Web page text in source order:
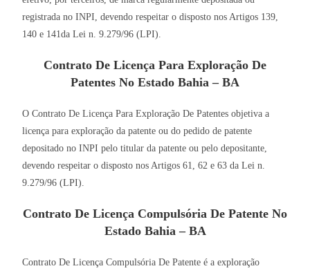
registrada no INPI, devendo respeitar o disposto nos Artigos 139,
140 e 141da Lei n. 9.279/96 (LPI).
Contrato De Licença Para Exploração De
Patentes No Estado Bahia – BA
O Contrato De Licença Para Exploração De Patentes objetiva a
licença para exploração da patente ou do pedido de patente
depositado no INPI pelo titular da patente ou pelo depositante,
devendo respeitar o disposto nos Artigos 61, 62 e 63 da Lei n.
9.279/96 (LPI).
Contrato De Licença Compulsória De Patente No
Estado Bahia – BA
Contrato De Licença Compulsória De Patente é a exploração